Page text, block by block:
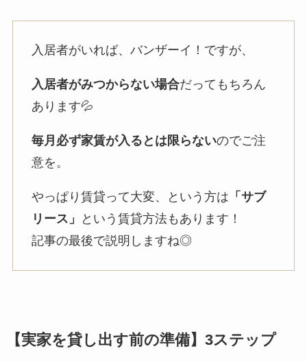
入居者がいれば、バンザーイ！ですが、
入居者がみつからない場合だってもちろん
あります💦
毎月必ず家賃が入るとは限らないのでご注
意を。
やっぱり賃貸って大変、という方は 「サブ
リース」
という賃貸方法もあります！
記事の最後で説明しますね◎
【実家を貸し出す前の準備】3ステップ